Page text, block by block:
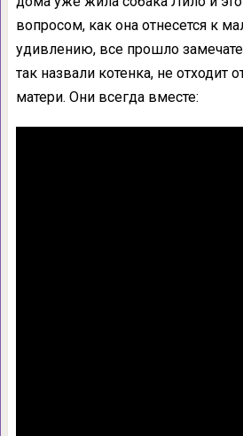
вопросом, как она отнесется к
удивлению, все прошло
так назвали котенка, не отходит
матери. Они всегда вместе: